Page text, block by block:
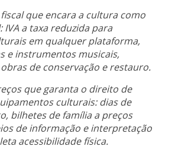
que encara a cultura como
IVA a taxa reduzida para
em qualquer plataforma,
e instrumentos musicais,
de conservação e restauro.
que garanta o direito de
culturais: dias de
bilhetes de família a preços
de informação e interpretação
acessibilidade física.